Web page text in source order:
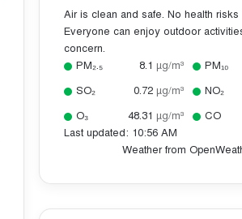
Air is clean and safe. No health
Everyone can enjoy outdoor
concern.
PM₂.₅
8.1 µg/m³ PM₁₀
SO₂
0.72 µg/m³ NO₂
O₃
48.31 µg/m³ CO
Last updated: 10:56 AM
Weather from